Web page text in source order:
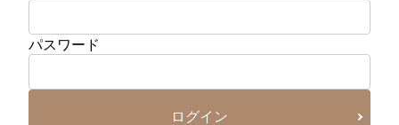
パスワード
ログイン